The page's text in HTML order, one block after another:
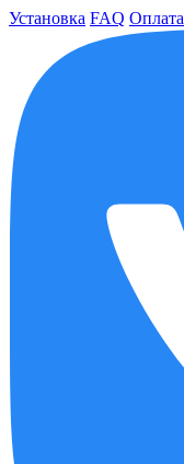
Установка FAQ Оплата